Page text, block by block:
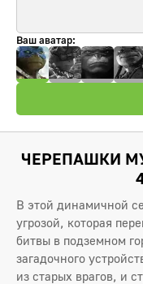
Ваш аватар:
ЧЕРЕПАШКИ
В этой динамичной
угрозой, которая
битвы в подземном
загадочного
из старых врагов, и